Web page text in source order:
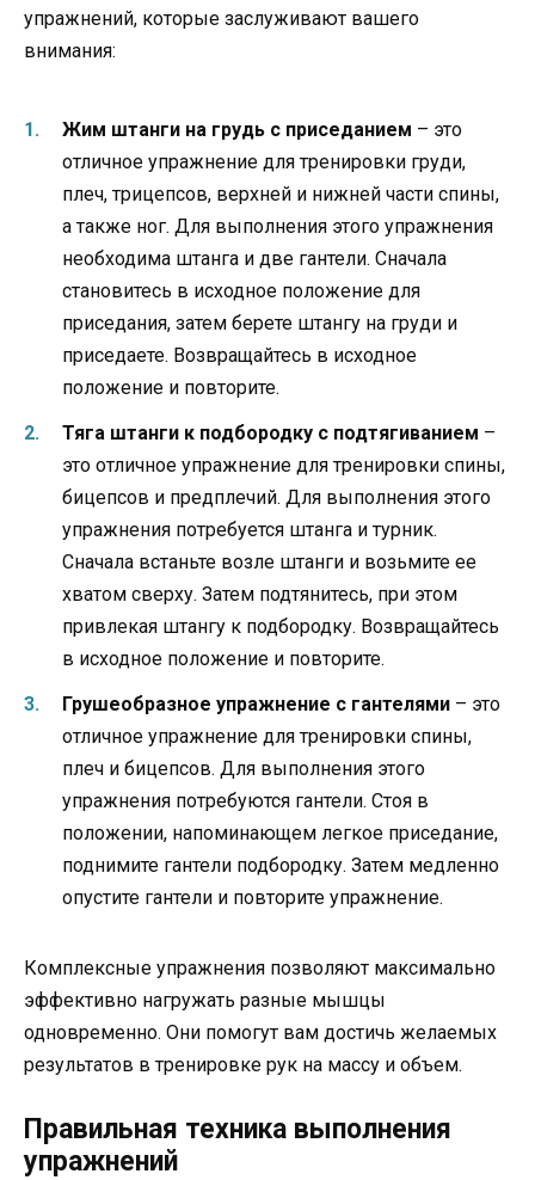
упражнений, которые заслуживают вашего
внимания:
Жим штанги на грудь с приседанием – это
отличное упражнение для тренировки груди,
плеч, трицепсов, верхней и нижней части спины,
а также ног. Для выполнения этого упражнения
необходима штанга и две гантели. Сначала
становитесь в исходное положение для
приседания, затем берете штангу на груди и
приседаете. Возвращайтесь в исходное
положение и повторите.
Тяга штанги к подбородку с подтягиванием –
это отличное упражнение для тренировки спины,
бицепсов и предплечий. Для выполнения этого
упражнения потребуется штанга и турник.
Сначала встаньте возле штанги и возьмите ее
хватом сверху. Затем подтянитесь, при этом
привлекая штангу к подбородку. Возвращайтесь
в исходное положение и повторите.
Грушеобразное упражнение с гантелями – это
отличное упражнение для тренировки спины,
плеч и бицепсов. Для выполнения этого
упражнения потребуются гантели. Стоя в
положении, напоминающем легкое приседание,
поднимите гантели подбородку. Затем медленно
опустите гантели и повторите упражнение.
Комплексные упражнения позволяют максимально
эффективно нагружать разные мышцы
одновременно. Они помогут вам достичь желаемых
результатов в тренировке рук на массу и объем.
Правильная техника выполнения
упражнений